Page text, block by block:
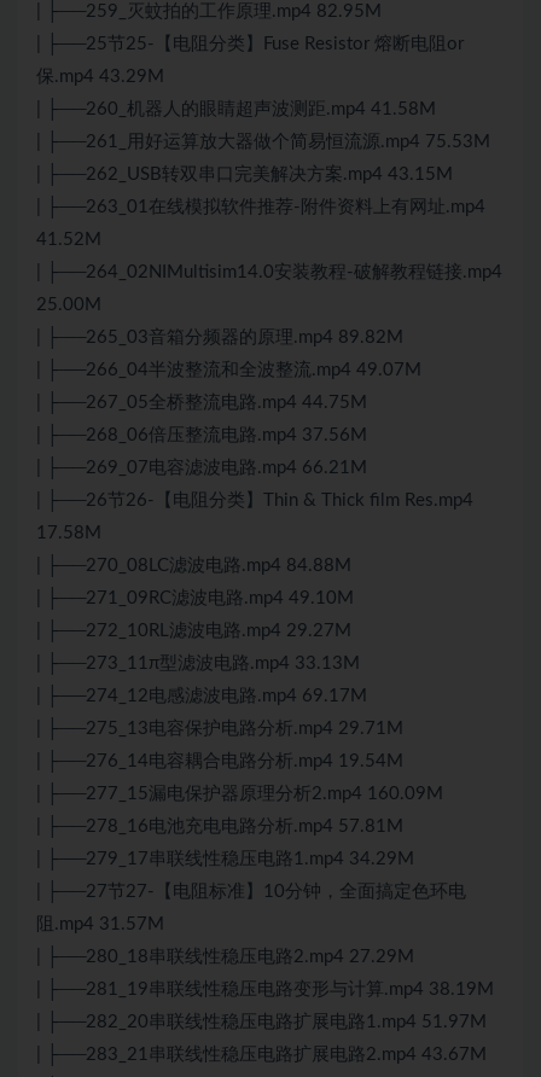
| ├──259_灭蚊拍的工作原理.mp4 82.95M
| ├──25节25-【电阻分类】Fuse Resistor 熔断电阻or
保.mp4 43.29M
| ├──260_机器人的眼睛超声波测距.mp4 41.58M
| ├──261_用好运算放大器做个简易恒流源.mp4 75.53M
| ├──262_USB转双串口完美解决方案.mp4 43.15M
| ├──263_01在线模拟软件推荐-附件资料上有网址.mp4
41.52M
| ├──264_02NIMultisim14.0安装教程-破解教程链接.mp4
25.00M
| ├──265_03音箱分频器的原理.mp4 89.82M
| ├──266_04半波整流和全波整流.mp4 49.07M
| ├──267_05全桥整流电路.mp4 44.75M
| ├──268_06倍压整流电路.mp4 37.56M
| ├──269_07电容滤波电路.mp4 66.21M
| ├──26节26-【电阻分类】Thin & Thick film Res.mp4
17.58M
| ├──270_08LC滤波电路.mp4 84.88M
| ├──271_09RC滤波电路.mp4 49.10M
| ├──272_10RL滤波电路.mp4 29.27M
| ├──273_11π型滤波电路.mp4 33.13M
| ├──274_12电感滤波电路.mp4 69.17M
| ├──275_13电容保护电路分析.mp4 29.71M
| ├──276_14电容耦合电路分析.mp4 19.54M
| ├──277_15漏电保护器原理分析2.mp4 160.09M
| ├──278_16电池充电电路分析.mp4 57.81M
| ├──279_17串联线性稳压电路1.mp4 34.29M
| ├──27节27-【电阻标准】10分钟，全面搞定色环电
阻.mp4 31.57M
| ├──280_18串联线性稳压电路2.mp4 27.29M
| ├──281_19串联线性稳压电路变形与计算.mp4 38.19M
| ├──282_20串联线性稳压电路扩展电路1.mp4 51.97M
| ├──283_21串联线性稳压电路扩展电路2.mp4 43.67M